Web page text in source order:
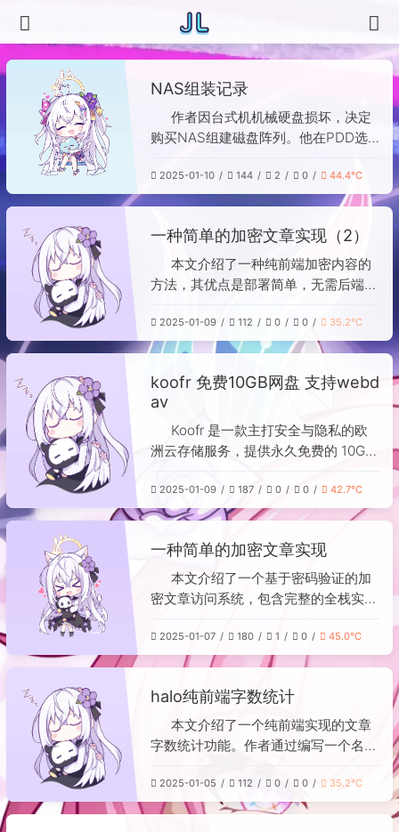
NAS组装记录
作者因台式机机械硬盘损坏，决定
购买NAS组建磁盘阵列。他在PDD选
花费478元，并搭配4块西数红盘3T硬
盘（每块255元），总花费1498元。组
为费力。最终成功组建RAID 5阵列，获
得约8T存储空间，并体验了系统流畅
的4K转码、影视刮削及远程娱乐功
2025-01-10 144 2 0 44.4℃
一种简单的加密文章实现（2）
本文介绍了一种纯前端加密内容的
方法，其优点是部署简单，无需后端和
修改密钥需重新生成密文。文章提供了
完整的HTML代码示例，包含加密与解
密。用户可在本地打开文件进行测试，
输入内容与密码即可加密，或通过密文
和密码解密查看原文。此外，还展示了
如何将加密后的内容嵌入网页，实现需
持Markdown渲染。这种方法适用于快
速部署简单的加密内容需求。
2025-01-09 112 0 0 35.2℃
koofr 免费10GB网盘 支持webd
av
Koofr 是一款主打安全与隐私的欧
洲云存储服务，提供永久免费的 10GB
中生成专用的“应用密码”，用于配置
WebDAV 连接。具体设置参数为：主
https://app.koofr.net/dav/Koofr，端
口 443，用户名即注册邮箱，密码为
所生成的应用密码。通过以上步骤即可
件管理。
2025-01-09 187 0 0 42.7℃
一种简单的加密文章实现
本文介绍了一个基于密码验证的加
密文章访问系统，包含完整的全栈实现
架）搭建，提供API接口并配置了请求
频率限制、CORS支持及数据库连接
ID、标题、内容及密码字段）。前端采
用响应式设计，支持Markdown渲染与
代码高亮，用户需输入密码验证后方可
分离，具备输入验证、错误处理及主题
适配等功能，展示了从数据库构建到界
2025-01-07 180 1 0 45.0℃
halo纯前端字数统计
本文介绍了一个纯前端实现的文章
字数统计功能。作者通过编写一个名为
文章末尾动态插入一个计数器。该功能
核心是统计文章中的中文字符数，并实
2025-01-05 112 0 0 35.2℃